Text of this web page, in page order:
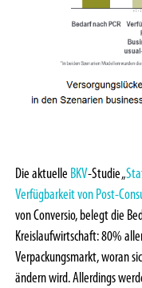
Die aktuelle BKV-Studie „
Verfügbarkeit von Post-
von Conversio, belegt die
Kreislaufwirtschaft: 80%
Verpackungsmarkt, woran
ändern wird. Allerdings